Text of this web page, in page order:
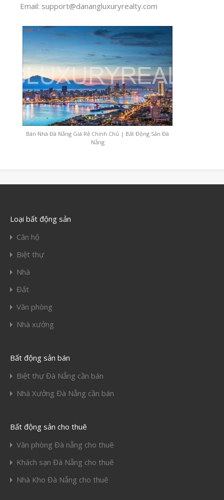
Email: support@danangluxuryrealty.com
Bán Nhà Đà Nẵng Giá Rẻ Chính Chủ | Bất Động Sản Đà
Nẵng
Loại bất động sản
Căn hộ
Biệt thự
Nhà
Đất
Văn phòng
Nhà xưởng
Bất động sản bán
Biệt thự Đà Nẵng cần bán
Nhà Xưởng Đà Nẵng cần bán
Bất động sản cho thuê
Văn phòng Đà nẵng cho thuê
Khách sạn Đà Nẵng cho thuê
Nhà Kho Đà Nẵng cho thuê